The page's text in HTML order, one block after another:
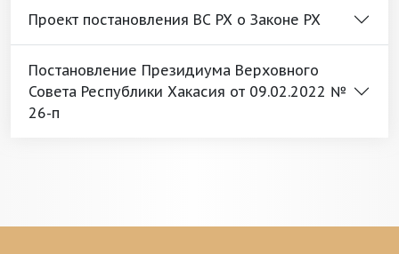
Проект постановления ВС РХ о Законе РХ
Постановление Президиума Верховного
Совета Республики Хакасия от 09.02.2022 №
26-п